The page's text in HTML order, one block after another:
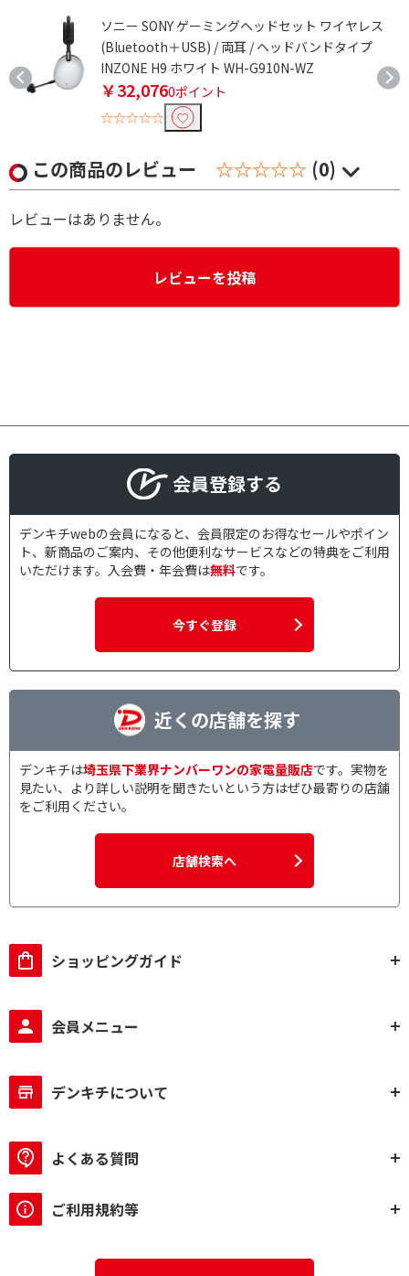
ソニー SONY ゲーミングヘッドセット ワイヤレス
(Bluetooth＋USB) / 両耳 / ヘッドバンドタイプ
INZONE H9 ホワイト WH-G910N-WZ
￥32,0760ポイント
☆☆☆☆☆
この商品のレビュー ☆☆☆☆☆ (0)
レビューはありません。
レビューを投稿
会員登録する
デンキチwebの会員になると、会員限定のお得なセールやポイン
ト、新商品のご案内、その他便利なサービスなどの特典をご利用
いただけます。入会費・年会費は無料です。
今すぐ登録
近くの店舗を探す
デンキチは埼玉県下業界ナンバーワンの家電量販店です。実物を
見たい、より詳しい説明を聞きたいという方はぜひ最寄りの店舗
をご利用ください。
店舗検索へ
ショッピングガイド
会員メニュー
デンキチについて
よくある質問
ご利用規約等